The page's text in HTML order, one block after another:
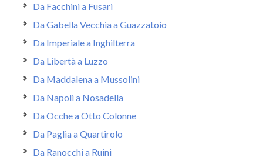
Da Facchini a Fusari
Da Gabella Vecchia a Guazzatoio
Da Imperiale a Inghilterra
Da Libertà a Luzzo
Da Maddalena a Mussolini
Da Napoli a Nosadella
Da Ocche a Otto Colonne
Da Paglia a Quartirolo
Da Ranocchi a Ruini